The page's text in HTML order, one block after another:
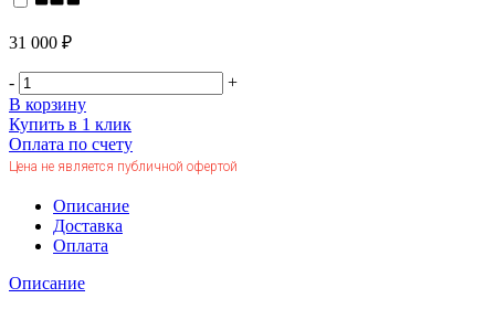
31 000 ₽
-
+
В корзину
Купить в 1 клик
Оплата по счету
Цена не является публичной офертой
Описание
Доставка
Оплата
Описание